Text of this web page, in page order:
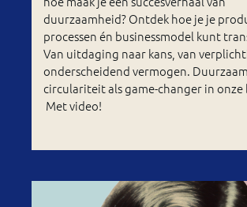
duurzaamheid? Ontdek hoe je je
processen én businessmodel kunt
Van uitdaging naar kans, van
onderscheidend vermogen.
circulariteit als game-changer in onze
Met video!